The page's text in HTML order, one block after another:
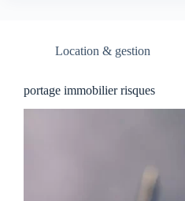
Location & gestion
portage immobilier risques